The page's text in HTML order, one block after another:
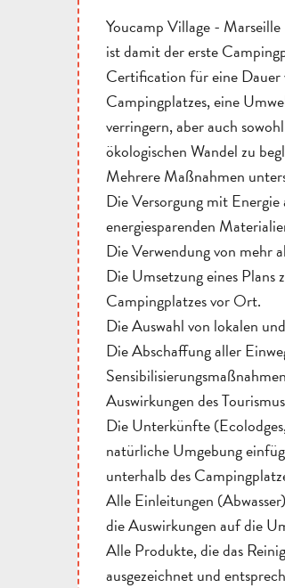
Youcamp Village -
ist damit der erste
Certification für eine Dauer
Campingplatzes, eine
verringern, aber auch
ökologischen Wandel zu
Mehrere Maßnahmen
Die Versorgung mit
energiesparenden
Die Verwendung von mehr
Die Umsetzung eines
Campingplatzes vor Ort.
Die Auswahl von lokalen
Die Abschaffung aller
Auswirkungen des
Die Unterkünfte
natürliche Umgebung
unterhalb des
Alle Einleitungen
die Auswirkungen auf die
Alle Produkte, die das
ausgezeichnet und